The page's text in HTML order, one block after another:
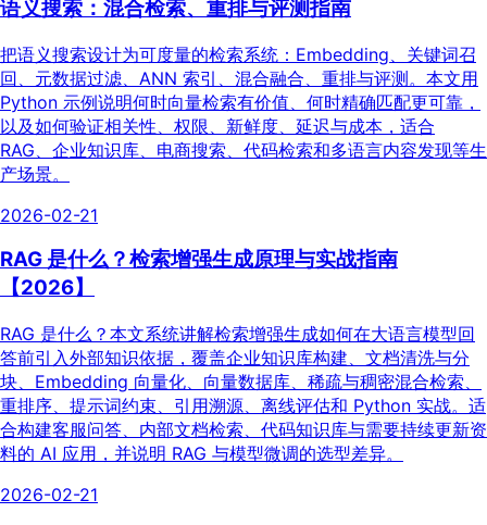
语义搜索：混合检索、重排与评测指南
把语义搜索设计为可度量的检索系统：Embedding、关键词召
回、元数据过滤、ANN 索引、混合融合、重排与评测。本文用
Python 示例说明何时向量检索有价值、何时精确匹配更可靠，
以及如何验证相关性、权限、新鲜度、延迟与成本，适合
RAG、企业知识库、电商搜索、代码检索和多语言内容发现等生
产场景。
2026-02-21
RAG 是什么？检索增强生成原理与实战指南
【2026】
RAG 是什么？本文系统讲解检索增强生成如何在大语言模型回
答前引入外部知识依据，覆盖企业知识库构建、文档清洗与分
块、Embedding 向量化、向量数据库、稀疏与稠密混合检索、
重排序、提示词约束、引用溯源、离线评估和 Python 实战。适
合构建客服问答、内部文档检索、代码知识库与需要持续更新资
料的 AI 应用，并说明 RAG 与模型微调的选型差异。
2026-02-21